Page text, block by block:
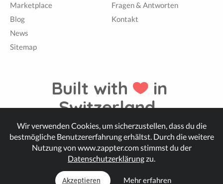
Marketplace
Blog
News
Sitemap
Fragen & Antworten
Kontakt
Built with
in
Switzerland.
© Zappter
Wir verwenden Cookies, um sicherzustellen, dass du die
bestmögliche Benutzererfahrung erhältst. Durch die weitere
Nutzung von www.zappter.com stimmst du der
Datenschutzerklärungzu.
Akzeptieren Mehr erfahren